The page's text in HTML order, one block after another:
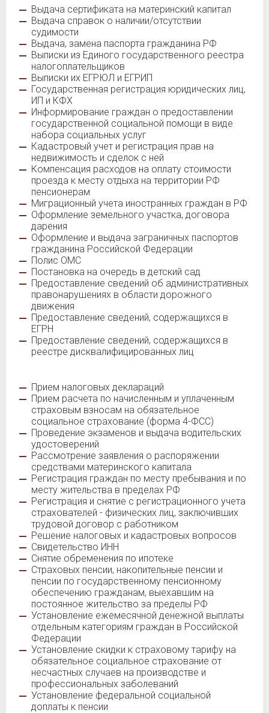
Выдача сертификата на материнский капитал
Выдача справок о наличии/отсутствии
судимости
Выдача, замена паспорта гражданина РФ
Выписки из Единого государственного реестра
налогоплательщиков
Выписки их ЕГРЮЛ и ЕГРИП
Государственная регистрация юридических лиц,
ИП и КФХ
Информирование граждан о предоставлении
государственной социальной помощи в виде
набора социальных услуг
Кадастровый учет и регистрация прав на
недвижимость и сделок с ней
Компенсация расходов на оплату стоимости
проезда к месту отдыха на территории РФ
пенсионерам
Миграционный учета иностранных граждан в РФ
Оформление земельного участка, договора
дарения
Оформление и выдача заграничных паспортов
гражданина Российской Федерации
Полис ОМС
Постановка на очередь в детский сад
Предоставление сведений об административных
правонарушениях в области дорожного
движения
Предоставление сведений, содержащихся в
ЕГРН
Предоставление сведений, содержащихся в
реестре дисквалифицированных лиц
Прием налоговых деклараций
Прием расчета по начисленным и уплаченным
страховым взносам на обязательное
социальное страхование (форма 4-ФСС)
Проведение экзаменов и выдача водительских
удостоверений
Рассмотрение заявления о распоряжении
средствами материнского капитала
Регистрация граждан по месту пребывания и по
месту жительства в пределах РФ
Регистрация и снятие с регистрационного учета
страхователей - физических лиц, заключивших
трудовой договор с работником
Решение налоговых и кадастровых вопросов
Свидетельство ИНН
Снятие обременения по ипотеке
Страховых пенсии, накопительные пенсии и
пенсии по государственному пенсионному
обеспечению гражданам, выехавшим на
постоянное жительство за пределы РФ
Установление ежемесячной денежной выплаты
отдельным категориям граждан в Российской
Федерации
Установление скидки к страховому тарифу на
обязательное социальное страхование от
несчастных случаев на производстве и
профессиональных заболеваний
Установление федеральной социальной
доплаты к пенсии